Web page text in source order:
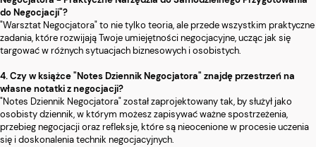
do Negocjacji"?
"Warsztat Negocjatora" to nie tylko teoria, ale przede wszystkim praktyczne
zadania, które rozwijają Twoje umiejętności negocjacyjne, ucząc jak się
targować w różnych sytuacjach biznesowych i osobistych.
4. Czy w książce "Notes Dziennik Negocjatora" znajdę przestrzeń na
własne notatki z negocjacji?
"Notes Dziennik Negocjatora" został zaprojektowany tak, by służył jako
osobisty dziennik, w którym możesz zapisywać ważne spostrzeżenia,
przebieg negocjacji oraz refleksje, które są nieocenione w procesie uczenia
się i doskonalenia technik negocjacyjnych.